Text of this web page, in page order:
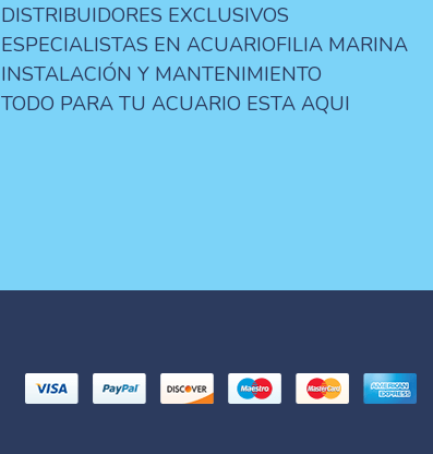
DISTRIBUIDORES EXCLUSIVOS
ESPECIALISTAS EN ACUARIOFILIA MARINA
INSTALACIÓN Y MANTENIMIENTO
TODO PARA TU ACUARIO ESTA AQUI